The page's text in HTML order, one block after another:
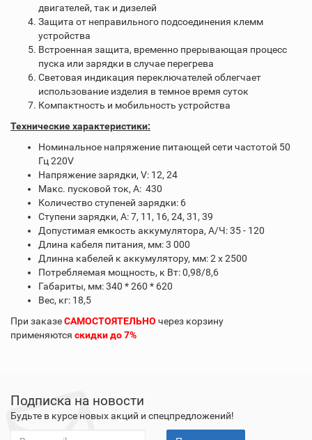
двигателей, так и дизелей
Защита от неправильного подсоединения клемм
устройства
Встроенная защита, временно прерывающая процесс
пуска или зарядки в случае перегрева
Световая индикация переключателей облегчает
использование изделия в темное время суток
Компактность и мобильность устройства
Технические характеристики:
Номинальное напряжение питающей сети частотой 50
Гц 220V
Напряжение зарядки, V: 12, 24
Макс. пусковой ток, А: 430
Количество ступеней зарядки: 6
Ступени зарядки, А: 7, 11, 16, 24, 31, 39
Допустимая емкость аккумулятора, А/Ч: 35 - 120
Длина кабеля питания, мм: 3 000
Длинна кабелей к аккумулятору, мм: 2 х 2500
Потребляемая мощность, к Вт: 0,98/8,6
Габариты, мм: 340 * 260 * 620
Вес, кг: 18,5
При заказеСАМОСТОЯТЕЛЬНО через корзину
применяются скидки до 7%
Подписка на новости
Будьте в курсе новых акций и спецпредложений!